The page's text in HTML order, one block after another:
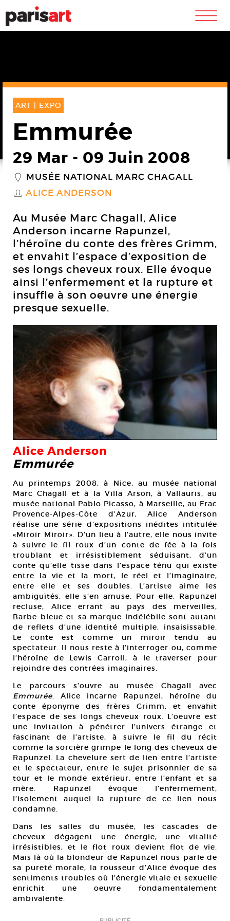
m
ART | EXPO
Emmurée
29 Mar - 09 Juin 2008
_ MUSÉE NATIONAL MARC CHAGALL
S ALICE ANDERSON
Au Musée Marc Chagall, Alice
Anderson incarne Rapunzel,
l’héroïne du conte des frères Grimm,
et envahit l’espace d’exposition de
ses longs cheveux roux. Elle évoque
ainsi l’enfermement et la rupture et
insuffle à son oeuvre une énergie
presque sexuelle.
Alice Anderson
Emmurée
Au printemps 2008, à Nice, au musée national
Marc Chagall et à la Villa Arson, à Vallauris, au
musée national Pablo Picasso, à Marseille, au Frac
Provence-Alpes-Côte d’Azur, Alice Anderson
réalise une série d’expositions inédites intitulée
«Miroir Miroir». D’un lieu à l’autre, elle nous invite
à suivre le fil roux d’un conte de fée à la fois
troublant et irrésistiblement séduisant, d’un
conte qu’elle tisse dans l’espace ténu qui existe
entre la vie et la mort, le réel et l’imaginaire,
entre elle et ses doubles. L’artiste aime les
ambiguïtés, elle s’en amuse. Pour elle, Rapunzel
recluse, Alice errant au pays des merveilles,
Barbe bleue et sa marque indélébile sont autant
de reflets d’une identité multiple, insaisissable.
Le conte est comme un miroir tendu au
spectateur. Il nous reste à l’interroger ou, comme
l’héroïne de Lewis Carroll, à le traverser pour
rejoindre des contrées imaginaires.
Le parcours s’ouvre au musée Chagall avec
Emmurée. Alice incarne Rapunzel, héroïne du
conte éponyme des frères Grimm, et envahit
l’espace de ses longs cheveux roux. L’oeuvre est
une invitation à pénétrer l’univers étrange et
fascinant de l’artiste, à suivre le fil du récit
comme la sorcière grimpe le long des cheveux de
Rapunzel. La chevelure sert de lien entre l’artiste
et le spectateur, entre le sujet prisonnier de sa
tour et le monde extérieur, entre l’enfant et sa
mère. Rapunzel évoque l’enfermement,
l’isolement auquel la rupture de ce lien nous
condamne.
Dans les salles du musée, les cascades de
cheveux dégagent une énergie, une vitalité
irrésistibles, et le flot roux devient flot de vie.
Mais là où la blondeur de Rapunzel nous parle de
sa pureté morale, la rousseur d’Alice évoque des
sentiments troubles où l’énergie vitale et sexuelle
enrichit une oeuvre fondamentalement
ambivalente.